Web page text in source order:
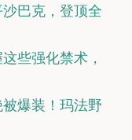
巴克，登顶全
些强化禁术，
爆装！玛法野